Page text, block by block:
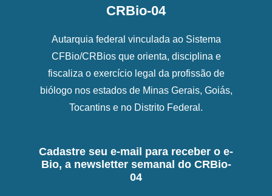
CRBio-04
Autarquia federal vinculada ao Sistema
CFBio/CRBios que orienta, disciplina e
fiscaliza o exercício legal da profissão de
biólogo nos estados de Minas Gerais, Goiás,
Tocantins e no Distrito Federal.
Cadastre seu e-mail para receber o e-
Bio, a newsletter semanal do CRBio-
04